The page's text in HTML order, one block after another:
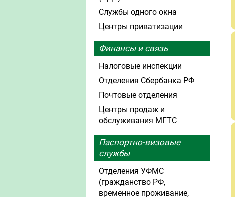
Службы одного окна
Центры приватизации
Финансы и связь
Налоговые инспекции
Отделения Сбербанка РФ
Почтовые отделения
Центры продаж и
обслуживания МГТС
Паспортно-визовые
службы
Отделения УФМС
(гражданство РФ,
временное проживание,